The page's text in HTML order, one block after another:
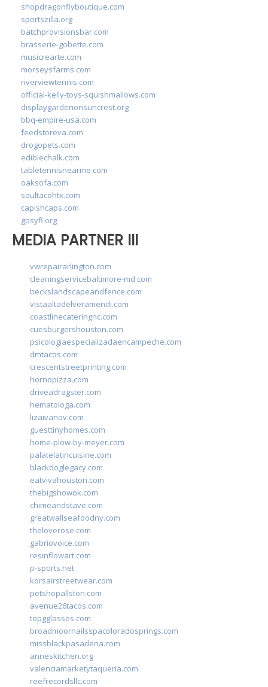
shopdragonflyboutique.com
sportszilla.org
batchprovisionsbar.com
brasserie-gobette.com
musicrearte.com
morseysfarms.com
riverviewtennis.com
official-kelly-toys-squishmallows.com
displaygardenonsuncrest.org
bbq-empire-usa.com
feedstoreva.com
drogopets.com
ediblechalk.com
tabletennisnearme.com
oaksofa.com
soultacohtx.com
capishcaps.com
gpsyfl.org
MEDIA PARTNER III
vwrepairarlington.com
cleaningservicebaltimore-md.com
beckslandscapeandfence.com
vistaaltadelveramendi.com
coastlinecateringnc.com
cuesburgershouston.com
psicologiaespecializadaencampeche.com
dmtacos.com
crescentstreetprinting.com
hornopizza.com
driveadragster.com
hematologa.com
lizaivanov.com
guesttinyhomes.com
home-plow-by-meyer.com
palatelatincuisine.com
blackdoglegacy.com
eatvivahouston.com
thebigshowok.com
chimeandstave.com
greatwallseafoodny.com
theloverose.com
gabriovoice.com
resinflowart.com
p-sports.net
korsairstreetwear.com
petshopallston.com
avenue26tacos.com
topgglasses.com
broadmoornailsspacoloradosprings.com
missblackpasadena.com
anneskitchen.org
valenciamarketytaqueria.com
reefrecordsllc.com